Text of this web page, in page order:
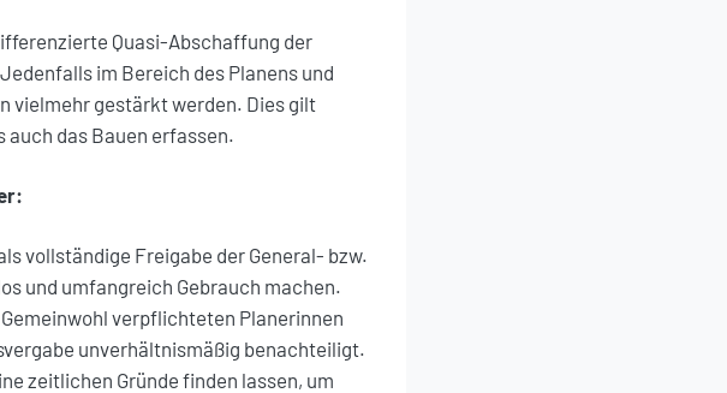
Quasi-Abschaffung der
im Bereich des Planens und
vielmehr gestärkt werden. Dies gilt
auch das Bauen erfassen.
vollständige Freigabe der General- bzw.
und umfangreich Gebrauch machen.
verpflichteten Planerinnen
unverhältnismäßig benachteiligt.
zeitlichen Gründe finden lassen, um